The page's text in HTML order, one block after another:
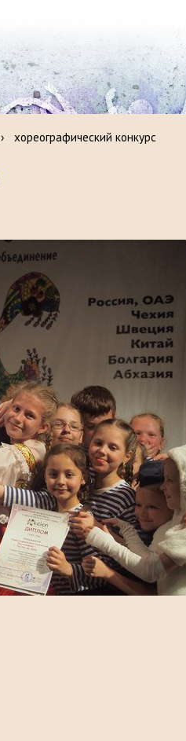
› хореографический конкурс